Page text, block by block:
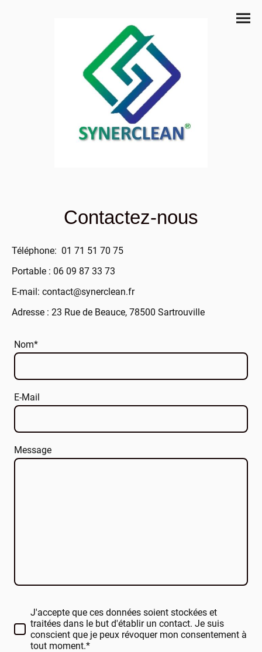
Contactez-nous
Téléphone: 01 71 51 70 75
Portable : 06 09 87 33 73
E-mail: contact@synerclean.fr
Adresse : 23 Rue de Beauce, 78500 Sartrouville
Nom*
E-Mail
Message
J'accepte que ces données soient stockées et
traitées dans le but d'établir un contact. Je suis
conscient que je peux révoquer mon consentement à
tout moment.*